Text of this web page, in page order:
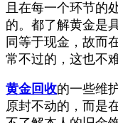
且在每一个环节的
的。都了解黄金是
同等于现金，故而
常不过的，这也不
黄金回收的一些维
原封不动的，而是